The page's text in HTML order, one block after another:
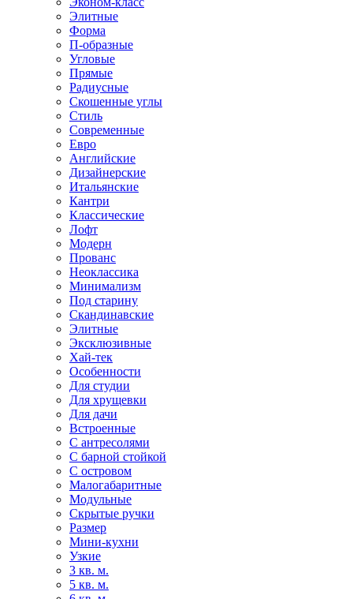
Элитные
Форма
П-образные
Угловые
Прямые
Радиусные
Скошенные углы
Стиль
Современные
Евро
Английские
Дизайнерские
Итальянские
Кантри
Классические
Лофт
Модерн
Прованс
Неоклассика
Минимализм
Под старину
Скандинавские
Элитные
Эксклюзивные
Хай-тек
Особенности
Для студии
Для хрущевки
Для дачи
Встроенные
С антресолями
С барной стойкой
С островом
Малогабаритные
Модульные
Скрытые ручки
Размер
Мини-кухни
Узкие
3 кв. м.
5 кв. м.